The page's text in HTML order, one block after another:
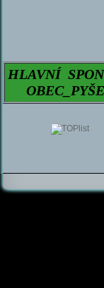
HLAVNÍ